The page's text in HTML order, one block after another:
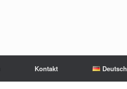
Kontakt Deutsch